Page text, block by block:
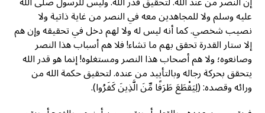
عليه وسلم ولا للمجاهدين معه في النصر من غاية ذاتية ولا
نصيب شخصي. كما أنه ليس له ولا لهم دخل في تحقيقه وإن هم
إلا ستار القدرة تحقق بهم ما تشاء! فلا هم أسباب هذا النصر
وصانعوه؛ ولا هم أصحاب هذا النصر ومستغلوه! إنما هو قدر الله
يتحقق بحركة رجاله وبالتأييد من عنده. لتحقيق حكمة الله من
ورائه وقصده: (لِيَقْطَعَ طَرَفًا مِّنَ الَّذِينَ كَفَرُوا).